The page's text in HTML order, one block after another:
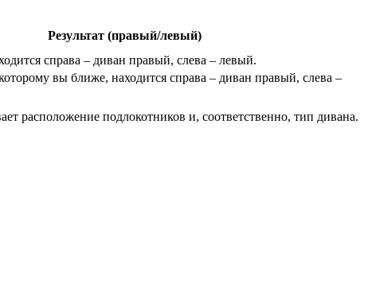
Результат (правый/левый)
справа – диван правый, слева – левый.
вы ближе, находится справа – диван правый, слева –
расположение подлокотников и, соответственно, тип дивана.